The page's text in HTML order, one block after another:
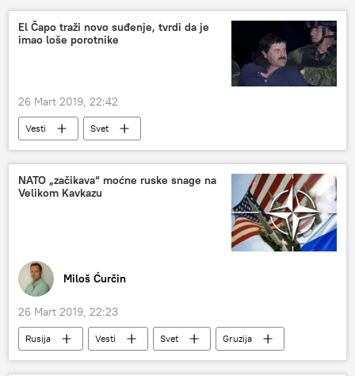
El Čapo traži novo suđenje, tvrdi da je
imao loše porotnike
26 Mart 2019, 22:42
Vesti Svet
NATO „začikava“ moćne ruske snage na
Velikom Kavkazu
Miloš Ćurčin
26 Mart 2019, 22:23
Rusija Vesti Svet
Gruzija
Crno more
NATO
članstvo